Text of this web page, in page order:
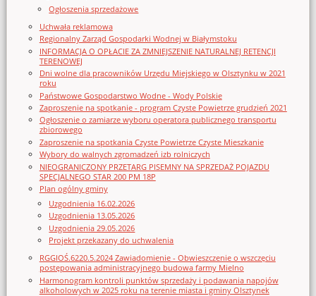
Ogłoszenia sprzedażowe
Uchwała reklamowa
Regionalny Zarząd Gospodarki Wodnej w Białymstoku
INFORMACJA O OPŁACIE ZA ZMNIEJSZENIE NATURALNEJ RETENCJI
TERENOWEJ
Dni wolne dla pracowników Urzędu Miejskiego w Olsztynku w 2021
roku
Państwowe Gospodarstwo Wodne - Wody Polskie
Zaproszenie na spotkanie - program Czyste Powietrze grudzień 2021
Ogłoszenie o zamiarze wyboru operatora publicznego transportu
zbiorowego
Zaproszenie na spotkania Czyste Powietrze Czyste Mieszkanie
Wybory do walnych zgromadzeń izb rolniczych
NIEOGRANICZONY PRZETARG PISEMNY NA SPRZEDAŻ POJAZDU
SPECJALNEGO STAR 200 PM 18P
Plan ogólny gminy
Uzgodnienia 16.02.2026
Uzgodnienia 13.05.2026
Uzgodnienia 29.05.2026
Projekt przekazany do uchwalenia
RGGIOŚ.6220.5.2024 Zawiadomienie - Obwieszczenie o wszczęciu
postępowania administracyjnego budowa farmy Mielno
Harmonogram kontroli punktów sprzedaży i podawania napojów
alkoholowych w 2025 roku na terenie miasta i gminy Olsztynek